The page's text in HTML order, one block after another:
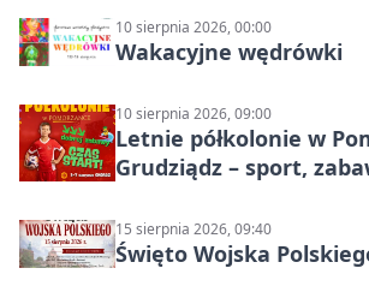
10 sierpnia 2026, 00:00
Wakacyjne wędrówki
10 sierpnia 2026, 09:00
Letnie półkolonie w
Grudziądz – sport,
15 sierpnia 2026, 09:40
Święto Wojska